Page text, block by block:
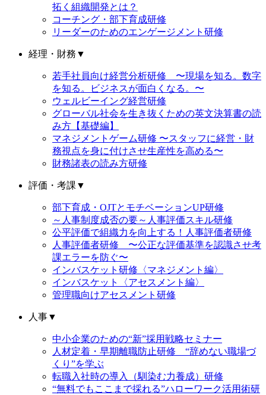
拓く組織開発とは？
コーチング・部下育成研修
リーダーのためのエンゲージメント研修
経理・財務 ▼
若手社員向け経営分析研修 〜現場を知る。数字
を知る。ビジネスが面白くなる。〜
ウェルビーイング経営研修
グローバル社会を生き抜くための英文決算書の読
み方【基礎編】
マネジメントゲーム研修 〜スタッフに経営・財
務視点を身に付けさせ生産性を高める〜
財務諸表の読み方研修
評価・考課 ▼
部下育成・OJTとモチベーションUP研修
～人事制度成否の要～人事評価スキル研修
公平評価で組織力を向上する！人事評価者研修
人事評価者研修 〜公正な評価基準を認識させ考
課エラーを防ぐ〜
インバスケット研修〈マネジメント編〉
インバスケット〈アセスメント編〉
管理職向けアセスメント研修
人事▼
中小企業のための“新”採用戦略セミナー
人材定着・早期離職防止研修 “辞めない職場づ
くり”を学ぶ
転職入社時の導入（馴染む力養成）研修
“無料でもここまで採れる”ハローワーク活用術研